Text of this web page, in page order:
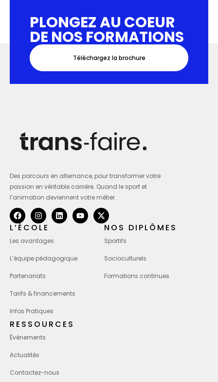
PLONGEZ AU COEUR
DE NOS FORMATIONS
Téléchargez la brochure
Des parcours en alternance, pour transformer votre
passion en véritable carrière. Quand le sport et
l’animation deviennent votre métier.
L’ÉCOLE
Les avantages
L’équipe pédagogique
Partenariats
Tarifs & financements
Infos Pratiques
NOS DIPLÔMES
Sportifs
Socioculturels
Formations continues
RESSOURCES
Évènements
Actualités
Contactez-nous